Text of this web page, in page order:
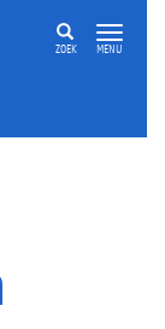
ZOEK MENU